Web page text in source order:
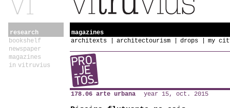
research
bookshelf
newspaper
magazines
in vitruvius
magazines
architexts
architectourism drops my
178.06 arte urbana year 15, oct. 2015